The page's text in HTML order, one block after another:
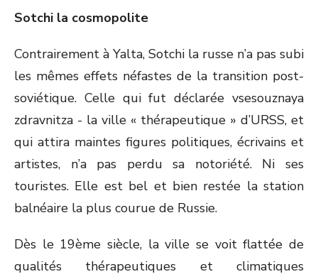
Sotchi la cosmopolite
Contrairement à Yalta, Sotchi la russe n’a pas subi
les mêmes effets néfastes de la transition post-
soviétique. Celle qui fut déclarée vsesouznaya
zdravnitza - la ville « thérapeutique » d’URSS, et
qui attira maintes figures politiques, écrivains et
artistes, n’a pas perdu sa notoriété. Ni ses
touristes. Elle est bel et bien restée la station
balnéaire la plus courue de Russie.
Dès le 19ème siècle, la ville se voit flattée de
qualités thérapeutiques et climatiques